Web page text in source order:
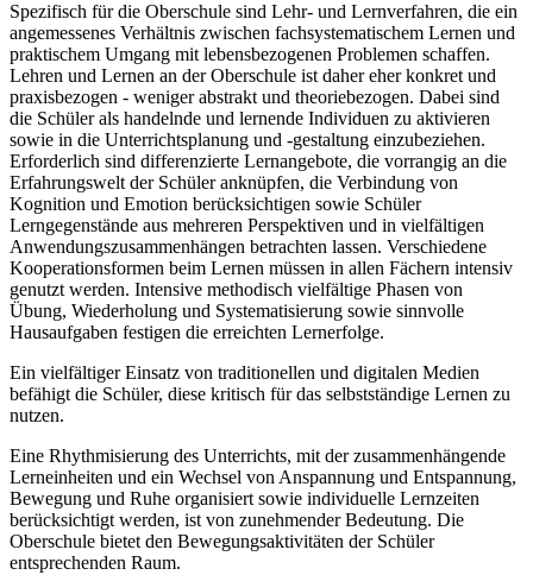
Spezifisch für die Oberschule sind Lehr- und Lernverfahren, die ein
angemessenes Verhältnis zwischen fachsystematischem Lernen und
praktischem Umgang mit lebensbezogenen Problemen schaffen.
Lehren und Lernen an der Oberschule ist daher eher konkret und
praxisbezogen - weniger abstrakt und theoriebezogen. Dabei sind
die Schüler als handelnde und lernende Individuen zu aktivieren
sowie in die Unterrichtsplanung und -gestaltung einzubeziehen.
Erforderlich sind differenzierte Lernangebote, die vorrangig an die
Erfahrungswelt der Schüler anknüpfen, die Verbindung von
Kognition und Emotion berücksichtigen sowie Schüler
Lerngegenstände aus mehreren Perspektiven und in vielfältigen
Anwendungszusammenhängen betrachten lassen. Verschiedene
Kooperationsformen beim Lernen müssen in allen Fächern intensiv
genutzt werden. Intensive methodisch vielfältige Phasen von
Übung, Wiederholung und Systematisierung sowie sinnvolle
Hausaufgaben festigen die erreichten Lernerfolge.
Ein vielfältiger Einsatz von traditionellen und digitalen Medien
befähigt die Schüler, diese kritisch für das selbstständige Lernen zu
nutzen.
Eine Rhythmisierung des Unterrichts, mit der zusammenhängende
Lerneinheiten und ein Wechsel von Anspannung und Entspannung,
Bewegung und Ruhe organisiert sowie individuelle Lernzeiten
berücksichtigt werden, ist von zunehmender Bedeutung. Die
Oberschule bietet den Bewegungsaktivitäten der Schüler
entsprechenden Raum.